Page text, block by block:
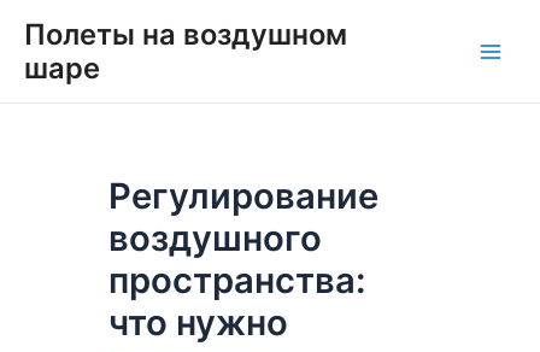
содержимому
Полеты на воздушном
шаре
Регулирование
воздушного
пространства:
что нужно
по
записям